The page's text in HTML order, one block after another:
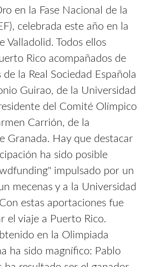
en la Fase Nacional de la
celebrada este año en la
Valladolid. Todos ellos
Rico acompañados de
de la Real Sociedad Española
Guirao, de la Universidad
del Comité Olímpico
Carrión, de la
Granada. Hay que destacar
ha sido posible
impulsado por un
mecenas y a la Universidad
estas aportaciones fue
el viaje a Puerto Rico.
en la Olimpiada
ha sido magnífico: Pablo